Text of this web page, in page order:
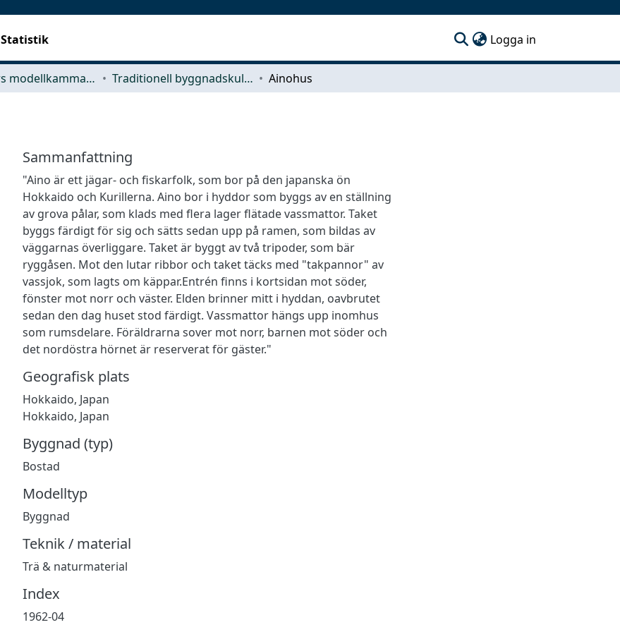
Statistik Logga in
Chalmers modellkammare Traditionell byggnadskultur Ainohus
Sammanfattning
"Aino är ett jägar- och fiskarfolk, som bor på den japanska ön
Hokkaido och Kurillerna. Aino bor i hyddor som byggs av en ställning
av grova pålar, som klads med flera lager flätade vassmattor. Taket
byggs färdigt för sig och sätts sedan upp på ramen, som bildas av
väggarnas överliggare. Taket är byggt av två tripoder, som bär
ryggåsen. Mot den lutar ribbor och taket täcks med "takpannor" av
vassjok, som lagts om käppar.Entrén finns i kortsidan mot söder,
fönster mot norr och väster. Elden brinner mitt i hyddan, oavbrutet
sedan den dag huset stod färdigt. Vassmattor hängs upp inomhus
som rumsdelare. Föräldrarna sover mot norr, barnen mot söder och
det nordöstra hörnet är reserverat för gäster."
Geografisk plats
Hokkaido, Japan
Hokkaido, Japan
Byggnad (typ)
Bostad
Modelltyp
Byggnad
Teknik / material
Trä & naturmaterial
Index
1962-04